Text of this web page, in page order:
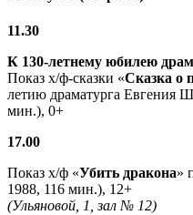
11.30
К 130-летнему юбилею
Показ х/ф-сказки «Сказка о
летию драматурга Евгения
мин.), 0+
17.00
Показ х/ф «Убить дракона»
1988, 116 мин.), 12+
(Ульяновой, 1, зал № 12)